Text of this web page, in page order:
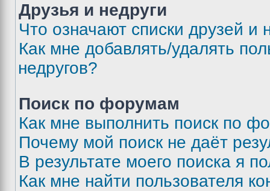
Друзья и недруги
Что означают списки друзей и
Как мне добавлять/удалять
недругов?
Поиск по форумам
Как мне выполнить поиск по
Почему мой поиск не даёт
В результате моего поиска я
Как мне найти пользователя